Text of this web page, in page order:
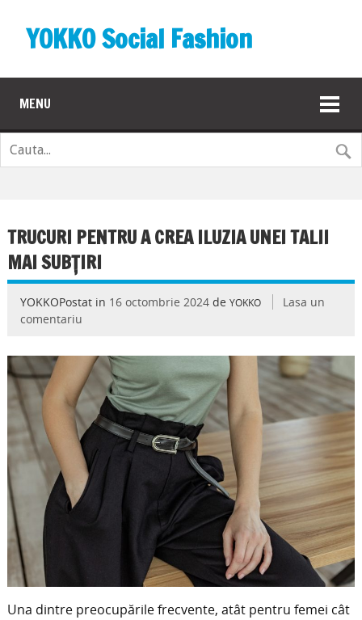
YOKKO Social Fashion
MENU
TRUCURI PENTRU A CREA ILUZIA UNEI TALII
MAI SUBȚIRI
YOKKOPostat in 16 octombrie 2024de YOKKO
Lasa un
comentariu
Una dintre preocupările frecvente, atât pentru femei cât